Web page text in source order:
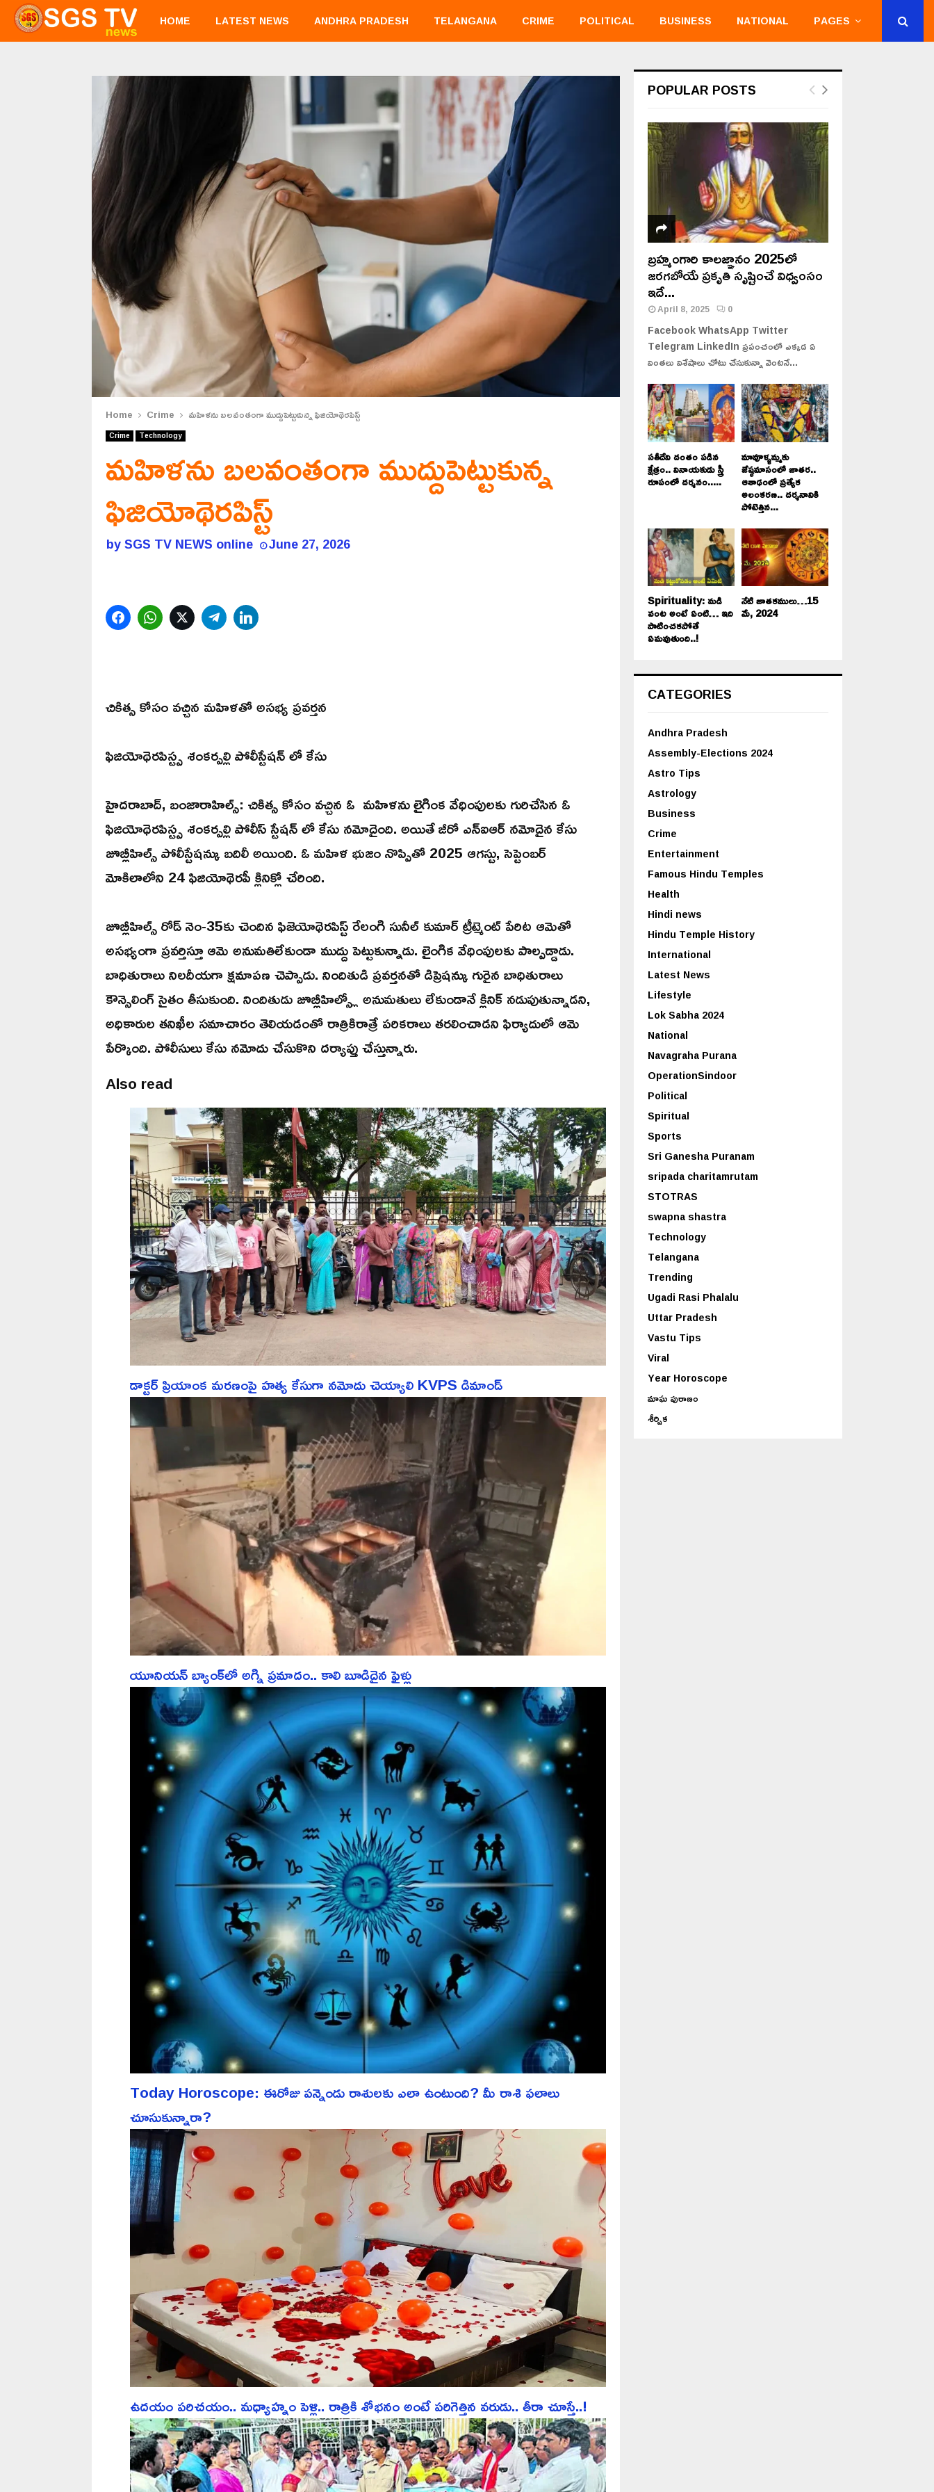
HOME LATEST NEWS ANDHRA PRADESH TELANGANA CRIME POLITICAL BUSINESS NATIONAL PAGES
Home Crime మహిళను బలవంతంగా ముద్దుపెట్టుకున్న ఫిజియోథెరపిస్ట్
Crime Technology
మహిళను బలవంతంగా ముద్దుపెట్టుకున్న
ఫిజియోథెరపిస్ట్
bySGS TV NEWS online June 27, 2026
FacebookWhatsAppTwitterTelegram
చికిత్స కోసం వచ్చిన మహిళతో అసభ్య ప్రవర్తన
ఫిజియోథెరపిస్ట్ప శంకర్పల్లి పోలీస్టేషన్ లో కేసు
హైదరాబాద్, బంజారాహిల్స్: చికిత్స కోసం వచ్చిన ఓ మహిళను లైగింక వేధింపులకు గురిచేసిన ఓ
ఫిజియోథెరపిస్ట్ప శంకర్పల్లి పోలీస్ స్టేషన్ లో కేసు నమోదైంది. అయితే జీరో ఎన్ఐఆర్ నమోదైన కేసు
జూబ్లీహిల్స్ పోలీస్టేషన్కు బదిలీ అయింది. ఓ మహిళ భుజం నొప్పితో 2025 ఆగస్టు, సెప్టెంబర్
మోకిలాలోని 24 ఫిజియోథెరపీ క్లినిక్లో చేరింది.
జూబ్లీహిల్స్ రోడ్ నెం-35కు చెందిన ఫిజెయోథెరపిస్ట్ రేలంగి సునీల్ కుమార్ ట్రీట్మెంట్ పేరిట ఆమెతో
అసభ్యంగా ప్రవర్తిస్తూ ఆమె అనుమతిలేకుండా ముద్దు పెట్టుకున్నాడు. లైంగిక వేధింపులకు పాల్పడ్డాడు.
బాధితురాలు నిలదీయగా క్షమాపణ చెప్పాడు. నిందితుడి ప్రవర్తనతో డిప్రెషన్కు గురైన బాధితురాలు
కౌన్సెలింగ్ సైతం తీసుకుంది. నిందితుడు జూబ్లీహిల్స్లో అనుమతులు లేకుండానే క్లినిక్ నడుపుతున్నాడని,
అధికారుల తనిఖీల సమాచారం తెలియడంతో రాత్రికిరాత్రే పరికరాలు తరలించాడని ఫిర్యాదులో ఆమె
పేర్కొంది. పోలీసులు కేసు నమోదు చేసుకొని దర్యాప్తు చేస్తున్నారు.
Also read
డాక్టర్ ప్రియాంక మరణంపై హత్య కేసుగా నమోదు చెయ్యాలి KVPS డిమాండ్
యూనియన్ బ్యాంక్‌లో అగ్ని ప్రమాదం.. కాలి బూడిదైన ఫైళ్లు
Today Horoscope: ఈరోజు పన్నెండు రాశులకు ఎలా ఉంటుంది? మీ రాశి ఫలాలు
చూసుకున్నారా?
ఉదయం పరిచయం.. మధ్యాహ్నం పెళ్లి.. రాత్రికి శోభనం అంటే పరిగెత్తిన వరుడు.. తీరా చూస్తే..!
POPULAR POSTS
బ్రహ్మంగారి కాలజ్ఞానం 2025లో
జరగబోయే ప్రకృతి సృష్టించే విధ్వంసం
ఇదే...
April 8, 2025 0
Facebook WhatsApp Twitter
Telegram LinkedIn ప్రపంచంలో ఎక్కడ ఏ
వింతలు విశేషాలు చోటు చేసుకున్నా వెంటనే...
సతీదేవి దంతం పడిన
క్షేత్రం.. వినాయకుడు స్త్రీ
రూపంలో దర్శనం.....
మావూళ్ళమ్మకు
జేష్ఠమాసంలో జాతర..
ఆశాఢంలో ప్రత్యేక
అలంకరణ.. దర్శనానికి
పోటెత్తిన...
Spirituality: మడి
వంట అంటే ఏంటి… ఇది
పాటించకపోతే
ఏమవుతుంది..!
నేటి జాతకములు…15
మే, 2024
CATEGORIES
Andhra Pradesh
Assembly-Elections 2024
Astro Tips
Astrology
Business
Crime
Entertainment
Famous Hindu Temples
Health
Hindi news
Hindu Temple History
International
Latest News
Lifestyle
Lok Sabha 2024
National
Navagraha Purana
OperationSindoor
Political
Spiritual
Sports
Sri Ganesha Puranam
sripada charitamrutam
STOTRAS
swapna shastra
Technology
Telangana
Trending
Ugadi Rasi Phalalu
Uttar Pradesh
Vastu Tips
Viral
Year Horoscope
మాఘ పురాణం
శీర్షిక